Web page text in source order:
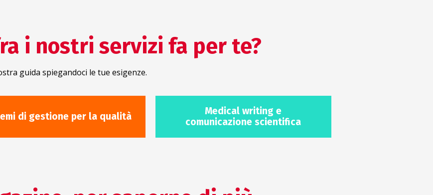
i nostri servizi fa per te?
guida spiegandoci le tue esigenze.
di gestione per la qualità
Medical writing e
comunicazione scientifica